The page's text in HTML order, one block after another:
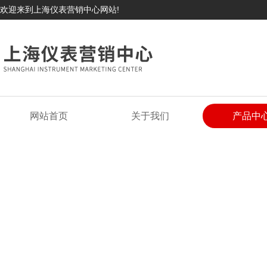
欢迎来到上海仪表营销中心网站!
网站首页 关于我们 产品中